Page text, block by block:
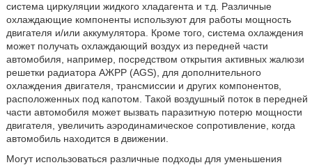
система циркуляции жидкого хладагента и т.д. Различные
охлаждающие компоненты используют для работы мощность
двигателя и/или аккумулятора. Кроме того, система охлаждения
может получать охлаждающий воздух из передней части
автомобиля, например, посредством открытия активных жалюзи
решетки радиатора АЖРР (AGS), для дополнительного
охлаждения двигателя, трансмиссии и других компонентов,
расположенных под капотом. Такой воздушный поток в передней
части автомобиля может вызвать паразитную потерю мощности
двигателя, увеличить аэродинамическое сопротивление, когда
автомобиль находится в движении.
Могут использоваться различные подходы для уменьшения